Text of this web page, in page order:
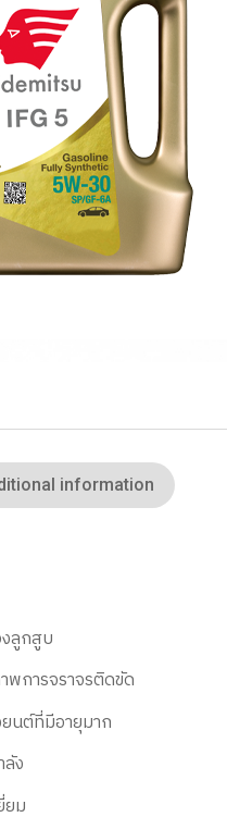
information
งลูกสูบ
พการจราจรติดขัด
ยนต์ที่มีอายุมาก
ลัง
ยม